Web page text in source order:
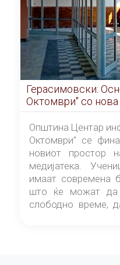
Герасимовски:
Октомври" со нова
од септември
Општина Центар
Октомври" се
новиот простор
медијатека.
имаат современа
што ќе можат да
слободно време,